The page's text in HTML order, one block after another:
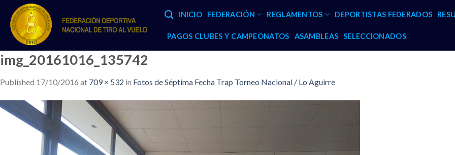
content
INICIO FEDERACIÓN REGLAMENTOS DEPORTISTAS FEDERADOS
PAGOS CLUBES Y CAMPEONATOS ASAMBLEAS SELECCIONADOS
img_20161016_135742
Published 17/10/2016 at 709 × 532 in Fotos de Séptima Fecha Trap Torneo Nacional / Lo Aguirre